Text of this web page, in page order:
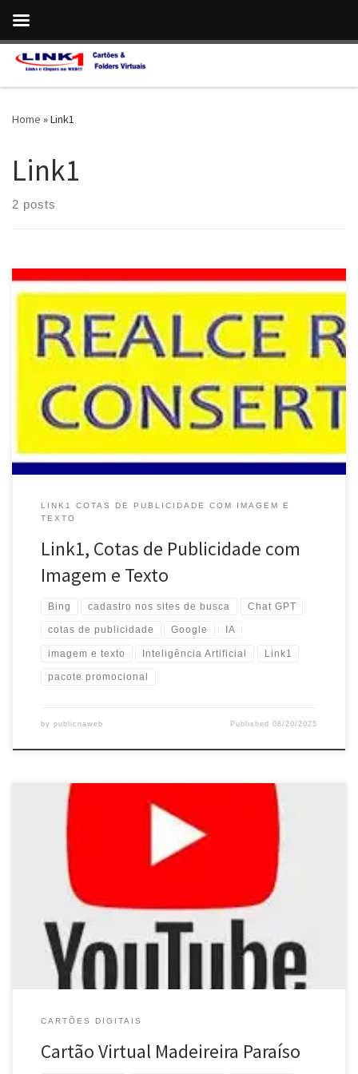
Skip to content
Home »Link1
Link1
2 posts
LINK1 COTAS DE PUBLICIDADE COM IMAGEM E
TEXTO
Link1, Cotas de Publicidade com
Imagem e Texto
Bing cadastro nos sites de busca Chat GPT
cotas de publicidade Google IA
imagem e texto Inteligência Artificial Link1
pacote promocional
by publicnaweb Published08/20/2025
CARTÕES DIGITAIS
Cartão Virtual Madeireira Paraíso